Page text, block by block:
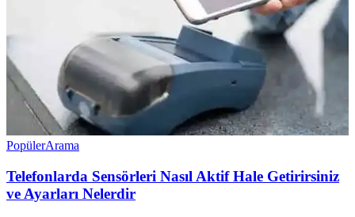
PopülerArama
Telefonlarda Sensörleri Nasıl Aktif Hale Getirirsiniz
ve Ayarları Nelerdir